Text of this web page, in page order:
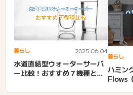
暮らし 2025.06.04
水道直結型ウォーターサーバ
ー比較！おすすめ７機種と選
暮らし
ハミン
Flows